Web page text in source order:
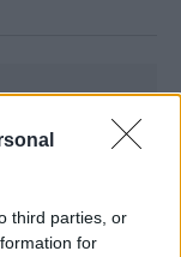
third parties, or
for